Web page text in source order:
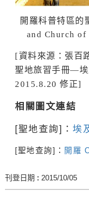
開羅科普特區的
and Church of
[資料來源：張百
聖地旅習手冊—
2015.8.20 修正]
相關圖文連結
[聖地查詢]：埃
[聖地查詢]： 開羅
刊登日期 : 2015/10/05